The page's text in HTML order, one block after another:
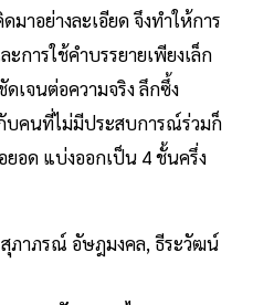
าอย่างละเอียด จึงทำให้การ
การใช้คำบรรยายเพียงเล็ก
เจนต่อความจริง ลึกซึ้ง
บคนที่ไม่มีประสบการณ์ร่วมก็
อด แบ่งออกเป็น 4 ชั้นครึ่ง
ภาภรณ์ อัษฎมงคล, ธีระวัฒน์